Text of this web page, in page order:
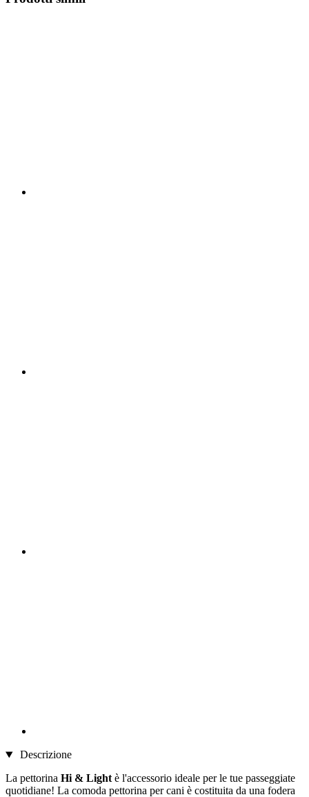
Descrizione
La pettorina Hi & Light è l'accessorio ideale per le tue passeggiate
quotidiane! La comoda pettorina per cani è costituita da una fodera